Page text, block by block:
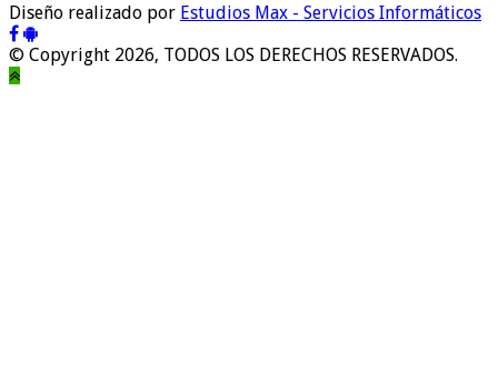
Diseño realizado por Estudios Max - Servicios Informáticos
© Copyright 2026, TODOS LOS DERECHOS RESERVADOS.